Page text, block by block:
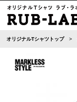
オリジナルTシャツトップ